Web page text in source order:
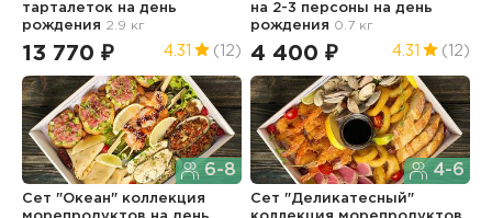
тарталеток на день
рождения 2.9 кг
13 770 ₽ 4.31 (12)
на 2-3 персоны на день
рождения 0.7 кг
4 400 ₽ 4.31 (12)
6-8
Сет "Океан" коллекция
4-6
Сет "Деликатесный"